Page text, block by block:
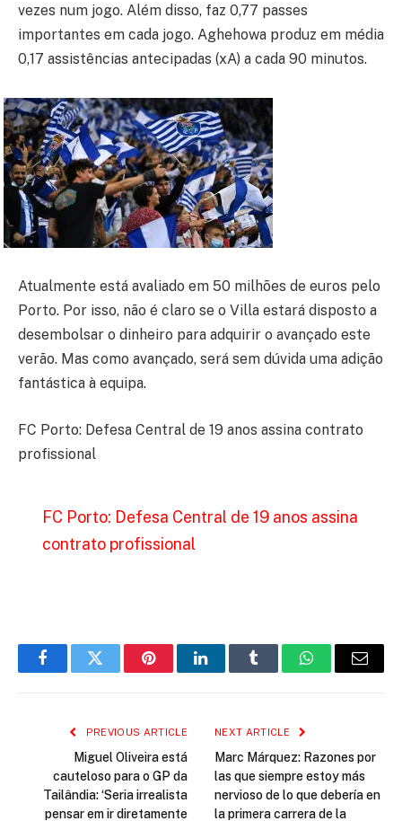
vezes num jogo. Além disso, faz 0,77 passes
importantes em cada jogo. Aghehowa produz em média
0,17 assistências antecipadas (xA) a cada 90 minutos.
Atualmente está avaliado em 50 milhões de euros pelo
Porto. Por isso, não é claro se o Villa estará disposto a
desembolsar o dinheiro para adquirir o avançado este
verão. Mas como avançado, será sem dúvida uma adição
fantástica à equipa.
FC Porto: Defesa Central de 19 anos assina contrato
profissional
FC Porto: Defesa Central de 19 anos assina
contrato profissional
FacebookTwitter PinterestLinkedInTumblr WhatsAppEmail
PREVIOUS ARTICLE
Miguel Oliveira está
cauteloso para o GP da
Tailândia: ‘Seria irrealista
pensar em ir diretamente
NEXT ARTICLE
Marc Márquez: Razones por
las que siempre estoy más
nervioso de lo que debería en
la primera carrera de la